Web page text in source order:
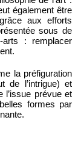
également être
aux efforts
sous de
arts : remplacer
la préfiguration
de l’intrigue) et
l’issue prévue et
formes par